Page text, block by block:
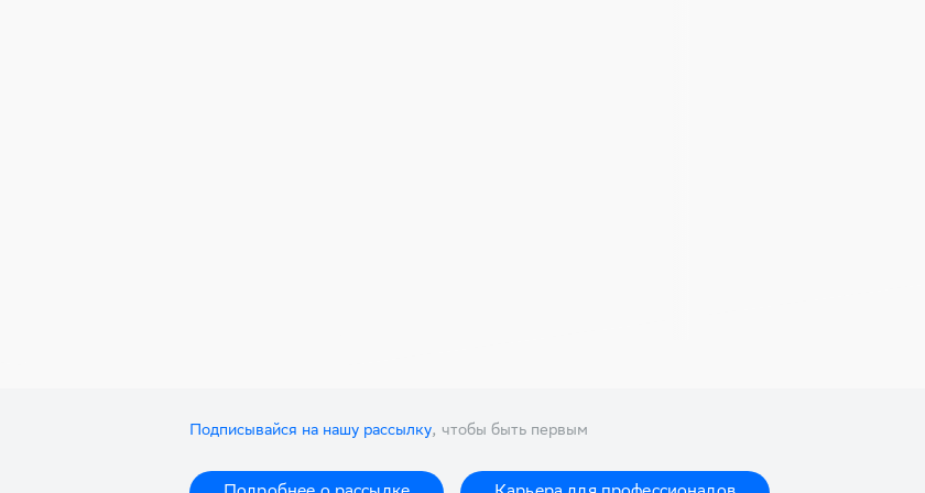
Подписывайся на нашу рассылку, чтобы быть первым